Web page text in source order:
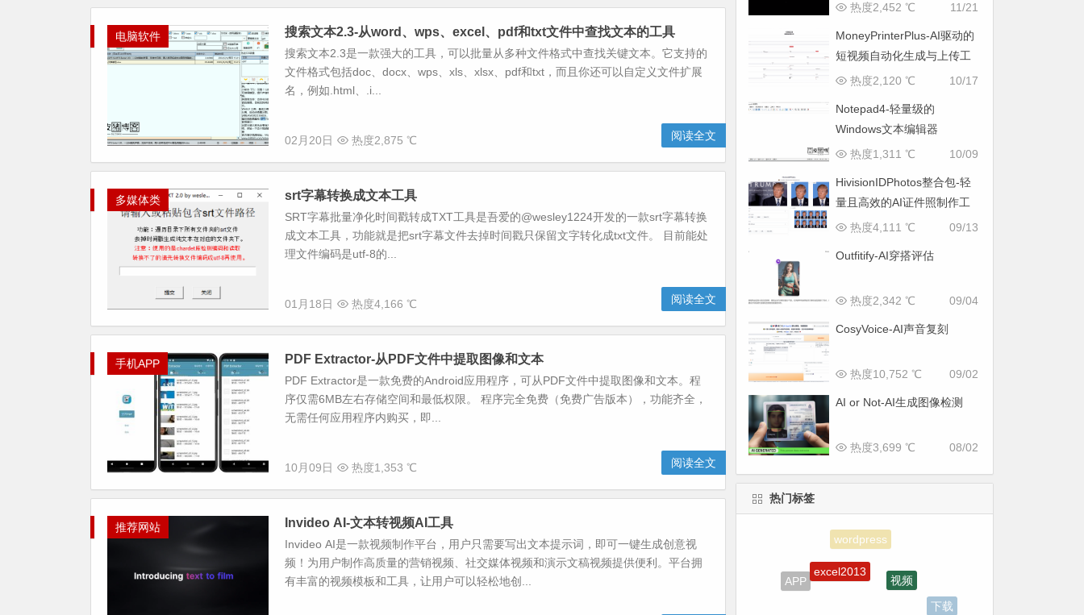
电脑软件 搜索文本2.3-从word、wps、excel、pdf和txt文件中查找文本的工具
搜索文本2.3是一款强大的工具，可以批量从多种文件格式中查找关键文本。它支持的
文件格式包括doc、docx、wps、xls、xlsx、pdf和txt，而且你还可以自定义文件扩展
名，例如.html、.i...
02月20日 热度2,875 ℃ 阅读全文
多媒体类 srt字幕转换成文本工具
SRT字幕批量净化时间戳转成TXT工具是吾爱的@wesley1224开发的一款srt字幕转换
成文本工具，功能就是把srt字幕文件去掉时间戳只保留文字转化成txt文件。 目前能处
理文件编码是utf-8的...
01月18日 热度4,166 ℃ 阅读全文
手机APP PDF Extractor-从PDF文件中提取图像和文本
PDF Extractor是一款免费的Android应用程序，可从PDF文件中提取图像和文本。程
序仅需6MB左右存储空间和最低权限。 程序完全免费（免费广告版本），功能齐全，
无需任何应用程序内购买，即...
10月09日 热度1,353 ℃ 阅读全文
推荐网站 Invideo AI-文本转视频AI工具
Invideo AI是一款视频制作平台，用户只需要写出文本提示词，即可一键生成创意视
频！为用户制作高质量的营销视频、社交媒体视频和演示文稿视频提供便利。平台拥
有丰富的视频模板和工具，让用户可以轻松地创...
11/21
热度2,452 ℃
MoneyPrinterPlus-AI驱动的
短视频自动化生成与上传工
具
10/17
热度2,120 ℃
Notepad4-轻量级的
Windows文本编辑器
10/09
热度1,311 ℃
HivisionIDPhotos整合包-轻
量且高效的AI证件照制作工
具
09/13
热度4,111 ℃
Outfitify-AI穿搭评估
09/04
热度2,342 ℃
CosyVoice-AI声音复刻
09/02
热度10,752 ℃
AI or Not-AI生成图像检测
08/02
热度3,699 ℃
热门标签
APP
excel2013
视频
下载